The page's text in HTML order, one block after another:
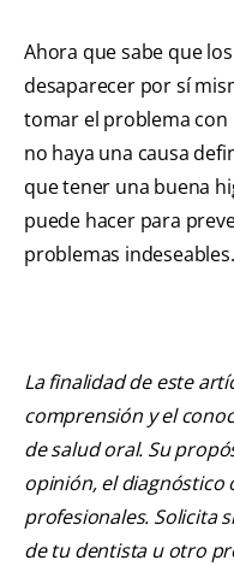
Ahora que sabe que
desaparecer por sí
tomar el problema con
no haya una causa
que tener una buena
puede hacer para
problemas
La finalidad de este
comprensión y el
de salud oral. Su
opinión, el diagnóstico
profesionales. Solicita
de tu dentista u otro